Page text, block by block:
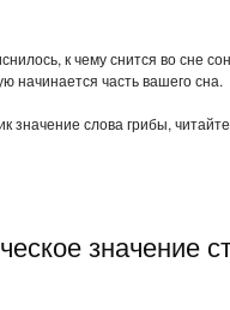
к чему снится во сне
начинается часть вашего сна.
значение слова грибы,
значение